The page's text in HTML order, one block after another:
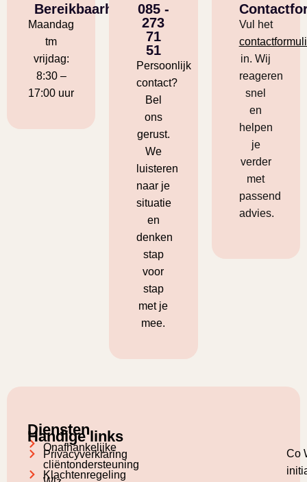
Bereikbaarheid
Maandag
tm
vrijdag:
8:30 –
17:00 uur
085 -
273
71
51
Persoonlijk
contact?
Bel
ons
gerust.
We
luisteren
naar je
situatie
en
denken
stap
voor
stap
met je
mee.
Vul het
in. Wij
reageren
snel
en
helpen
je
verder
met
passend
advies.
Diensten
Onafhankelijke
cliëntondersteuning
Handige links
Privacyverklaring
Klachtenregeling
Co